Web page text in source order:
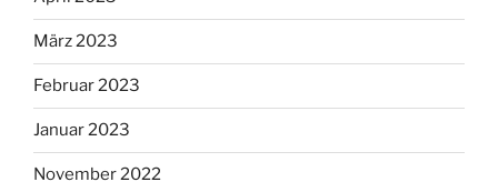
März 2023
Februar 2023
Januar 2023
November 2022